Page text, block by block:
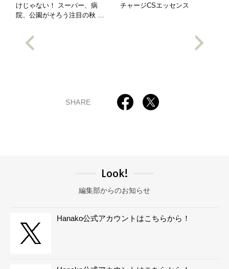
けじゃない！ スーパー、病
院、公園がそろう注目の秋 …
チャージCSエッセンス
SHARE
Look!
編集部からのお知らせ
Hanako公式アカウントはこちらから！